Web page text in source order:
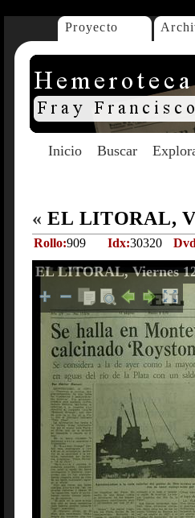
Proyecto
Inicio Buscar
« EL LITORAL,
Rollo:909 Idx:30320
EL LITORAL, Viernes